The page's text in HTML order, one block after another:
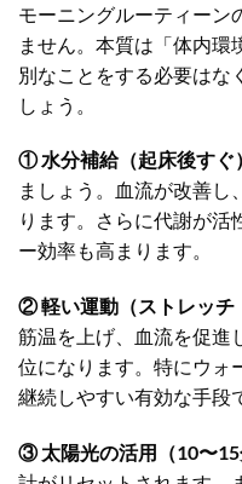
モーニングルーティーン
ません。本質は「体内環
別なことをする必要はな
しょう。
① 水分補給（起床後すぐ）
ましょう。血流が改善し
ります。さらに代謝が活
ー効率も高まります。
② 軽い運動（ストレッチ
筋温を上げ、血流を促進
位になります。特にウォ
継続しやすい有効な手段
③ 太陽光の活用（10〜15